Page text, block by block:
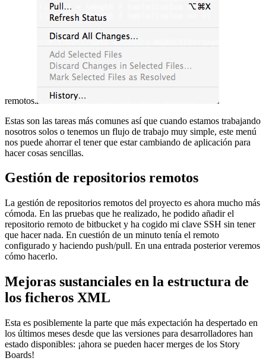
remotos.
Estas son las tareas más comunes así que cuando estamos trabajando
nosotros solos o tenemos un flujo de trabajo muy simple, este menú
nos puede ahorrar el tener que estar cambiando de aplicación para
hacer cosas sencillas.
Gestión de repositorios remotos
La gestión de repositorios remotos del proyecto es ahora mucho más
cómoda. En las pruebas que he realizado, he podido añadir el
repositorio remoto de bitbucket y ha cogido mi clave SSH sin tener
que hacer nada. En cuestión de un minuto tenía el remoto
configurado y haciendo push/pull. En una entrada posterior veremos
cómo hacerlo.
Mejoras sustanciales en la estructura de
los ficheros XML
Esta es posiblemente la parte que más expectación ha despertado en
los últimos meses desde que las versiones para desarrolladores han
estado disponibles: ¡ahora se pueden hacer merges de los Story
Boards!